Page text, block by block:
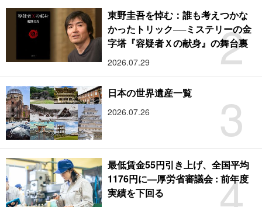
2
東野圭吾を悼む：誰も考えつかな
かったトリック──ミステリーの金
字塔『容疑者Ｘの献身』の舞台裏
2026.07.29
3
日本の世界遺産一覧
2026.07.26
最低賃金55円引き上げ、全国平均
1176円に―厚労省審議会 : 前年度
実績を下回る